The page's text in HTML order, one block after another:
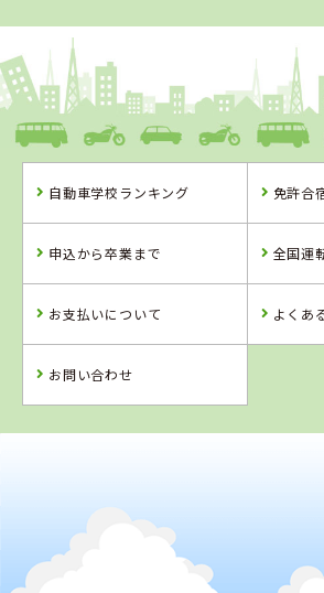
つばめ中央自動車学校【女性
詳 細
2 位
千葉県
新潟県
車学校【女性限
定】
申 込
千葉県
教習所
申 込
長野県 新潟県
自動車学校ランキング 免許合
申込から卒業まで 全国運
お支払いについて よくあ
お問い合わせ